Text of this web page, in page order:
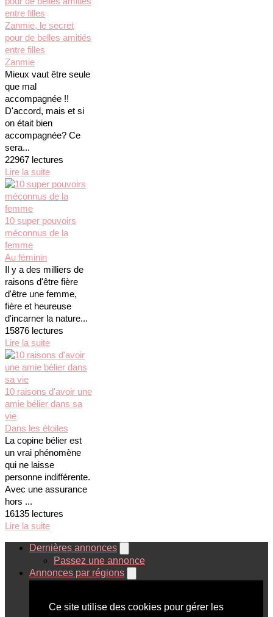
Ce site utilise des cookies pour gérer les
Zanmie, le secret
pour de belles amitiés
entre filles
Zanmie
Mieux vaut être seule
que mal
accompagnée !!
D'accord, mais et si
on était bien
accompagnée? Ce
sera...
22967 lectures
Lire la suite
10 super pouvoirs
méconnus de la
femme
Au féminin
Il y a des milliers de
raisons d'être fière
d'être une femme,
fière et heureuse
d'incarner la nature...
15876 lectures
Lire la suite
10 raisons d'avoir une
amie bélier dans sa
vie
Dans les étoiles
La copine bélier est
un vrai phénomène
qui ne laisse
personne indifférente.
Avec une assurance
hors ...
16135 lectures
Lire la suite
Dernières annonces
Passez une annonce
Annonces par régions
Dom Tom